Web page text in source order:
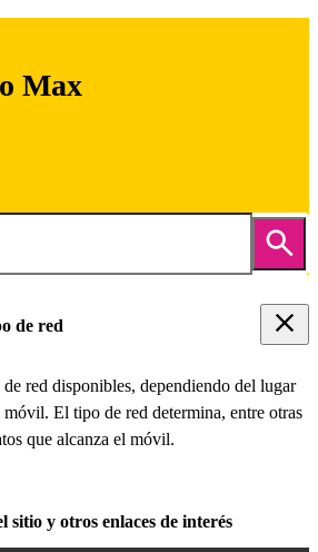
Max
de red
red disponibles, dependiendo del lugar
móvil. El tipo de red determina, entre otras
que alcanza el móvil.
sitio y otros enlaces de interés